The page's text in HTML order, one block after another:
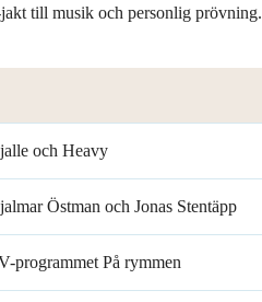
till musik och personlig prövning.
och Heavy
Östman och Jonas Stentäpp
programmet På rymmen